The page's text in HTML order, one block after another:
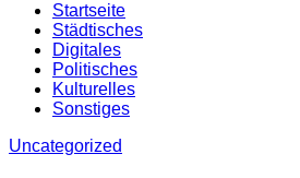
Startseite
Städtisches
Digitales
Politisches
Kulturelles
Sonstiges
Uncategorized